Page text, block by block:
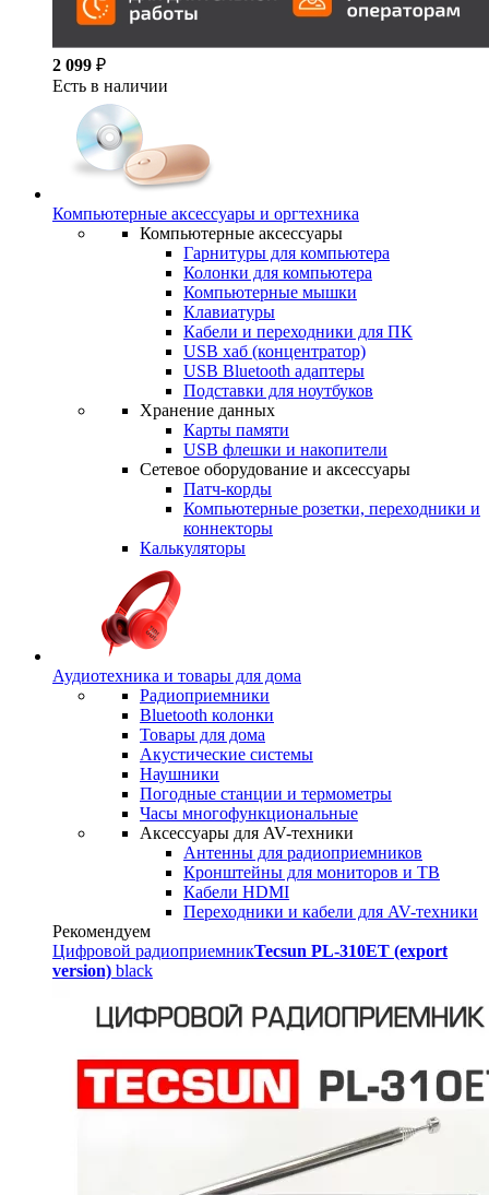
2 099 ₽
Есть в наличии
Компьютерные аксессуары и оргтехника
Компьютерные аксессуары
Гарнитуры для компьютера
Колонки для компьютера
Компьютерные мышки
Клавиатуры
Кабели и переходники для ПК
USB хаб (концентратор)
USB Bluetooth адаптеры
Подставки для ноутбуков
Хранение данных
Карты памяти
USB флешки и накопители
Сетевое оборудование и аксессуары
Патч-корды
Компьютерные розетки, переходники и
коннекторы
Калькуляторы
Аудиотехника и товары для дома
Радиоприемники
Bluetooth колонки
Товары для дома
Акустические системы
Наушники
Погодные станции и термометры
Часы многофункциональные
Аксессуары для AV-техники
Антенны для радиоприемников
Кронштейны для мониторов и ТВ
Кабели HDMI
Переходники и кабели для AV-техники
Рекомендуем
Цифровой радиоприемникTecsun PL-310ET (export
version) black